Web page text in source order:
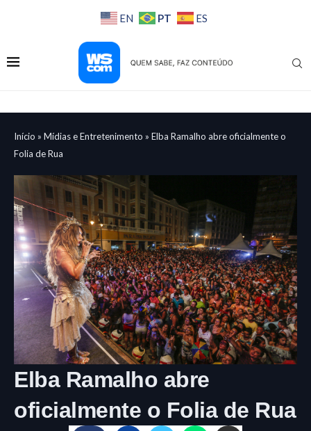
EN PT ES
Início » Mídias e Entretenimento » Elba Ramalho abre oficialmente o
Folia de Rua
Elba Ramalho abre
oficialmente o Folia de Rua